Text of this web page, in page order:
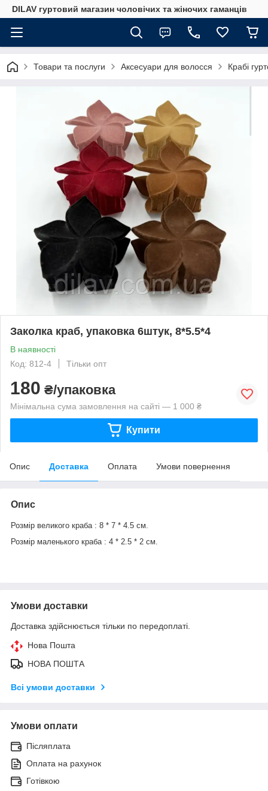
DILAV гуртовий магазин чоловічих та жіночих гаманців
Товари та послуги Аксесуари для волосся Крабі
Заколка краб, упаковка 6штук, 8*5.5*4
В наявності
Код: 812-4
Тільки опт
180 ₴/упаковка
Мінімальна сума замовлення на сайті — 1 000 ₴
Купити
Опис Доставка Оплата Умови повернення
Опис
Розмір великого краба : 8 * 7 * 4.5 см.
Розмір маленького краба : 4 * 2.5 * 2 см.
Умови доставки
Доставка здійснюється тільки по передоплаті.
Нова Пошта
НОВА ПОШТА
Всі умови доставки
Умови оплати
Післяплата
Оплата на рахунок
Готівкою